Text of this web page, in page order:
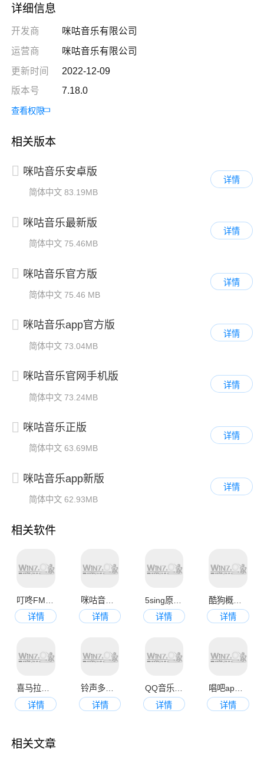
详细信息
开发商
咪咕音乐有限公司
运营商
咪咕音乐有限公司
更新时间
2022-12-09
版本号
7.18.0
查看权限
相关版本
咪咕音乐安卓版
简体中文 83.19MB
详情
咪咕音乐最新版
简体中文 75.46MB
详情
咪咕音乐官方版
简体中文 75.46 MB
详情
咪咕音乐app官方版
简体中文 73.04MB
详情
咪咕音乐官网手机版
简体中文 73.24MB
详情
咪咕音乐正版
简体中文 63.69MB
详情
咪咕音乐app新版
简体中文 62.93MB
详情
相关软件
详情
咪咕音乐官网手机版
详情
详情
详情
喜马拉雅最新版本
详情
铃声多多手机铃声最新版
详情
QQ音乐免费app官方版
详情
详情
相关文章